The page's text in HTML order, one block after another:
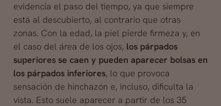
evidencia el paso del tiempo, ya que siempre
está al descubierto, al contrario que otras
zonas. Con la edad, la piel pierde firmeza y, en
el caso del área de los ojos, los párpados
superiores se caen y pueden aparecer bolsas en
los párpados inferiores, lo que provoca
sensación de hinchazón e, incluso, dificulta la
vista. Esto suele aparecer a partir de los 35